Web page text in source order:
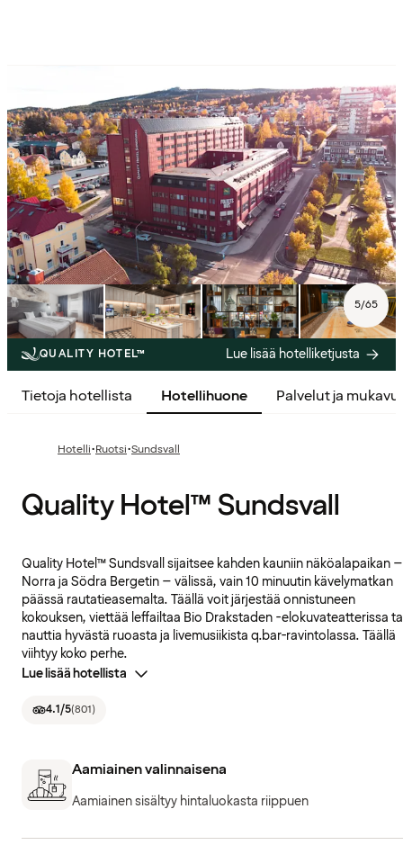
5/65
QUALITY HOTEL™ Lue lisää hotelliketjusta
Tietoja hotellista Hotellihuone Palvelut ja
Hotelli·Ruotsi·Sundsvall
Quality Hotel™ Sundsvall
Quality Hotel™ Sundsvall sijaitsee kahden kauniin näköalapaikan –
Norra ja Södra Bergetin – välissä, vain 10 minuutin kävelymatkan
päässä rautatieasemalta. Täällä voit järjestää onnistuneen
kokouksen, viettää leffailtaa Bio Drakstaden -elokuvateatterissa
nauttia hyvästä ruoasta ja livemusiikista q.bar-ravintolassa. Täällä
viihtyy koko perhe.
Lue lisää hotellista
4.1/5(801)
Aamiainen valinnaisena
Aamiainen sisältyy hintaluokasta riippuen